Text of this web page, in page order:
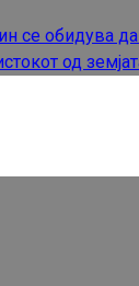
обидува да
од